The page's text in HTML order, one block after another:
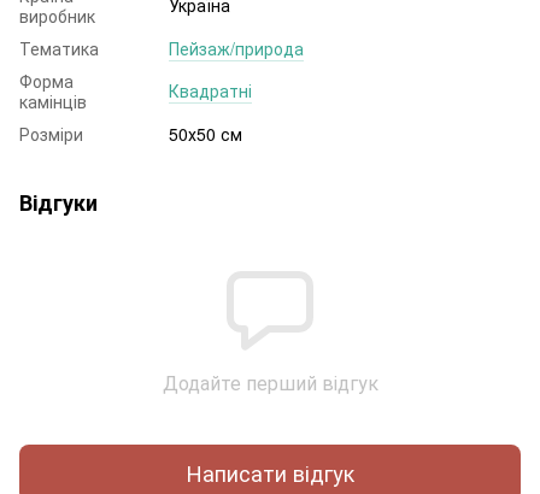
виробник
Тематика
Пейзаж/природа
Форма
камінців
Квадратні
Розміри
50х50 см
Відгуки
Додайте перший відгук
Написати відгук